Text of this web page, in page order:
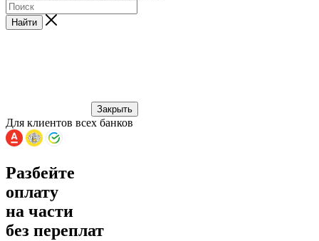
Найти
Закрыть
Для клиентов всех банков
Разбейте
оплату
на части
без переплат